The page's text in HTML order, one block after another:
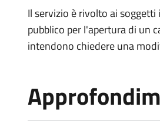
Il servizio è rivolto ai
pubblico per l'apertura di un
intendono chiedere una